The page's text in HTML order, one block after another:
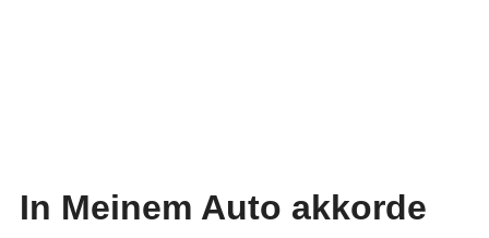
In Meinem Auto akkorde